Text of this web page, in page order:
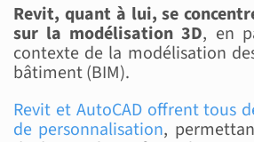
Revit, quant à lui, se
sur la modélisation 3D, en
contexte de la modélisation
bâtiment (BIM).
Revit et AutoCAD offrent tous
de personnalisation,